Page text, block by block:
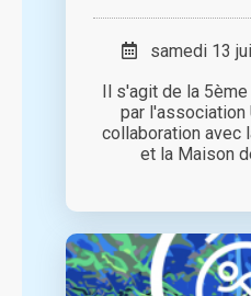
samedi 13
Il s'agit de la
par l'association
collaboration avec
et la Maison